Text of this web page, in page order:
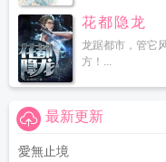
花都隐龙
龙踞都市，管它
方！...
最新更新
愛無止境